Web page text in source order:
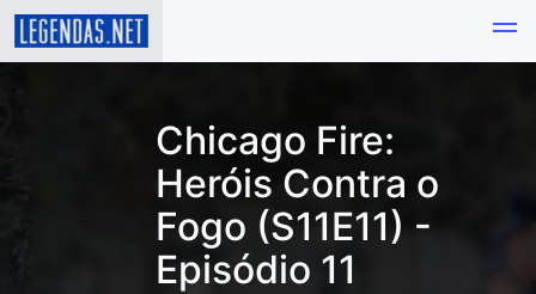
Chicago Fire:
Heróis Contra o
Fogo (S11E11) -
Episódio 11